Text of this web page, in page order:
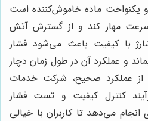
یکنواخت ماده خاموش‌کننده است
مهار کند و از گسترش آتش
با کیفیت باعث می‌شود فشار
و عملکرد آن در طول زمان دچار
از عملکرد صحیح، شرکت خدمات
کنترل کیفیت و تست فشار
می‌دهد تا کاربران با خیالی